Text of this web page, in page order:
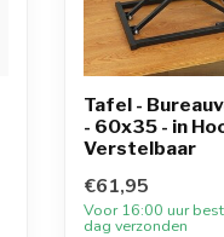
Tafel -
- 60x35 - in
Verstelbaar
€61,95
Voor 16:00 uur
dag verzonden